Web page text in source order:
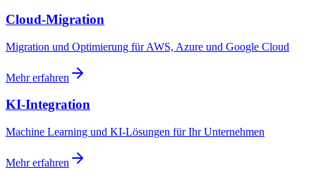
Cloud-Migration
Migration und Optimierung für AWS, Azure und Google Cloud
Mehr erfahren
KI-Integration
Machine Learning und KI-Lösungen für Ihr Unternehmen
Mehr erfahren